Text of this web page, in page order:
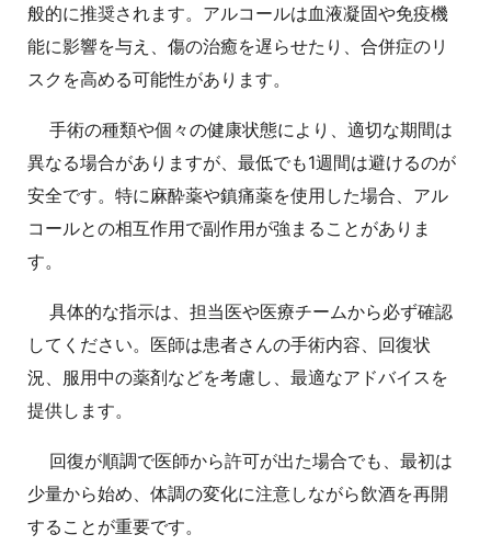
般的に推奨されます。アルコールは血液凝固や免疫機
能に影響を与え、傷の治癒を遅らせたり、合併症のリ
スクを高める可能性があります。
手術の種類や個々の健康状態により、適切な期間は
異なる場合がありますが、最低でも1週間は避けるのが
安全です。特に麻酔薬や鎮痛薬を使用した場合、アル
コールとの相互作用で副作用が強まることがありま
す。
具体的な指示は、担当医や医療チームから必ず確認
してください。医師は患者さんの手術内容、回復状
況、服用中の薬剤などを考慮し、最適なアドバイスを
提供します。
回復が順調で医師から許可が出た場合でも、最初は
少量から始め、体調の変化に注意しながら飲酒を再開
することが重要です。